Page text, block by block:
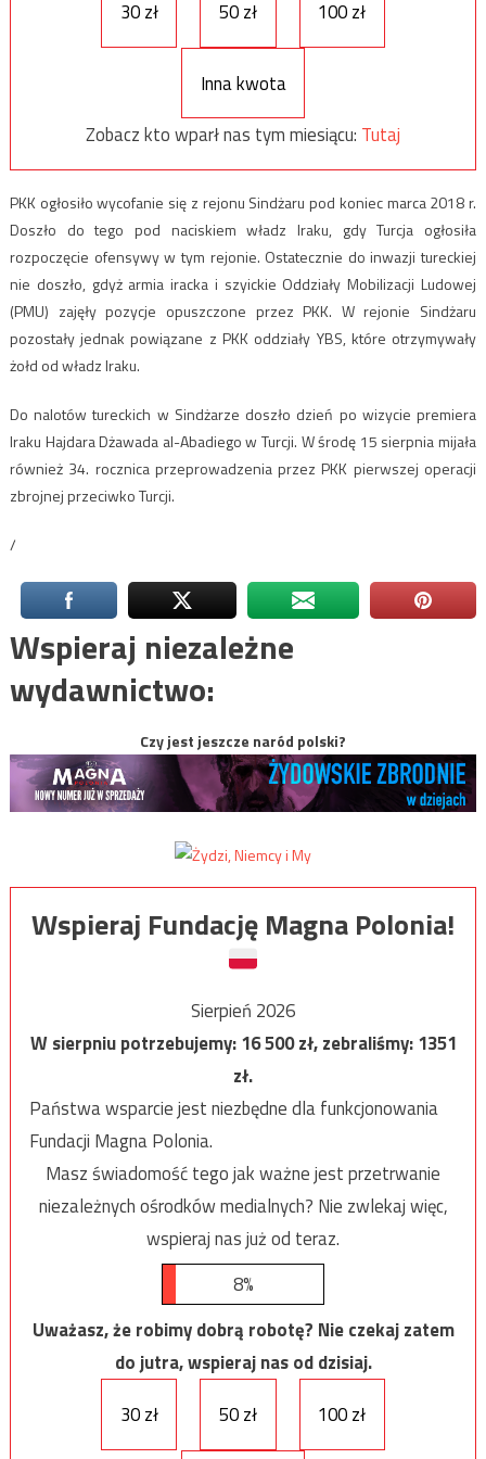
30 zł 50 zł 100 zł
Inna kwota
Zobacz kto wparł nas tym miesiącu: Tutaj
PKK ogłosiło wycofanie się z rejonu Sindżaru pod koniec marca 2018 r.
Doszło do tego pod naciskiem władz Iraku, gdy Turcja ogłosiła
rozpoczęcie ofensywy w tym rejonie. Ostatecznie do inwazji tureckiej
nie doszło, gdyż armia iracka i szyickie Oddziały Mobilizacji Ludowej
(PMU) zajęły pozycje opuszczone przez PKK. W rejonie Sindżaru
pozostały jednak powiązane z PKK oddziały YBS, które otrzymywały
żołd od władz Iraku.
Do nalotów tureckich w Sindżarze doszło dzień po wizycie premiera
Iraku Hajdara Dżawada al-Abadiego w Turcji. W środę 15 sierpnia mijała
również 34. rocznica przeprowadzenia przez PKK pierwszej operacji
zbrojnej przeciwko Turcji.
/
Wspieraj niezależne
wydawnictwo:
Czy jest jeszcze naród polski?
Wspieraj Fundację Magna Polonia!
Sierpień 2026
W sierpniu potrzebujemy:16 500zł, zebraliśmy:1351
zł.
Państwa wsparcie jest niezbędne dla funkcjonowania
Fundacji Magna Polonia.
Masz świadomość tego jak ważne jest przetrwanie
niezależnych ośrodków medialnych? Nie zwlekaj więc,
wspieraj nas już od teraz.
8%
Uważasz, że robimy dobrą robotę? Nie czekaj zatem
do jutra, wspieraj nas od dzisiaj.
30 zł
50 zł 100 zł